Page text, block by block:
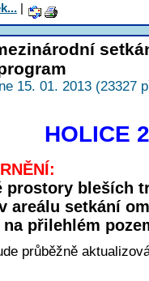
|
15. 01. 2013 (23327
HOLICE
prostory bleších
areálu setkání
přilehlém
průběžně